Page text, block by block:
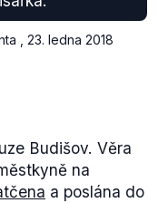
23. ledna 2018
Budišov. Věra
na
a poslána do